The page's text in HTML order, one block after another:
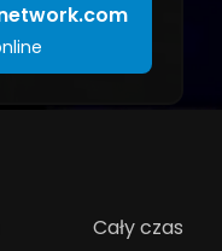
Cały czas